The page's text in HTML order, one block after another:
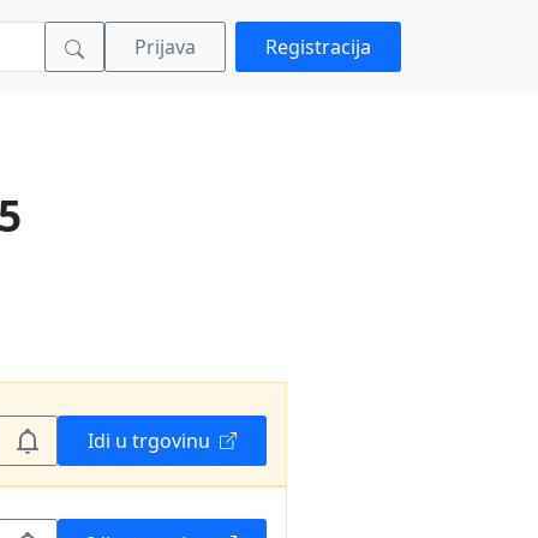
Prijava Registracija
Idi u trgovinu